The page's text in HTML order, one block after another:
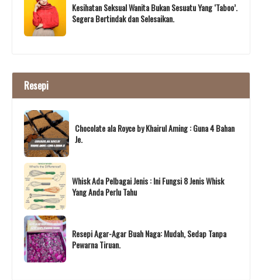
Kesihatan Seksual Wanita Bukan Sesuatu Yang ‘Taboo’.
Segera Bertindak dan Selesaikan.
Resepi
Chocolate ala Royce by Khairul Aming : Guna 4 Bahan
Je.
Whisk Ada Pelbagai Jenis : Ini Fungsi 8 Jenis Whisk
Yang Anda Perlu Tahu
Resepi Agar-Agar Buah Naga: Mudah, Sedap Tanpa
Pewarna Tiruan.